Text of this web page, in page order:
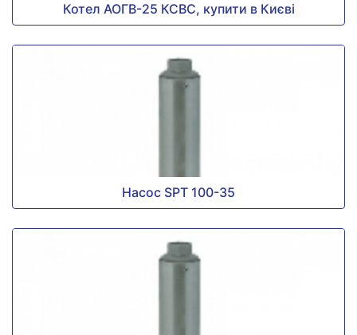
Котел АОГВ-25 КСВC, купити в Києві
Насос SPT 100-35